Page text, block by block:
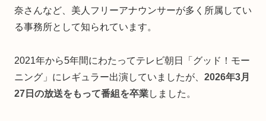
奈さんなど、美人フリーアナウンサーが多く所属してい
る事務所として知られています。
2021年から5年間にわたってテレビ朝日「グッド！モー
ニング」にレギュラー出演していましたが、 2026年3月
27日の放送をもって番組を卒業しました。